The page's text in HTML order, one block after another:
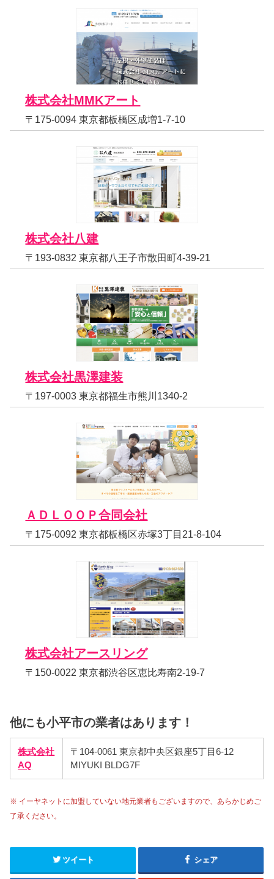
株式会社MMKアート
〒175-0094 東京都板橋区成増1-7-10
株式会社八建
〒193-0832 東京都八王子市散田町4-39-21
株式会社黒澤建装
〒197-0003 東京都福生市熊川1340-2
ＡＤＬＯＯＰ合同会社
〒175-0092 東京都板橋区赤塚3丁目21-8-104
株式会社アースリング
〒150-0022 東京都渋谷区恵比寿南2-19-7
他にも小平市の業者はあります！
株式会社
AQ
〒104-0061 東京都中央区銀座5丁目6-12
MIYUKI BLDG7F
※ イーヤネットに加盟していない地元業者もございますので、あらかじめご
了承ください。
ツイート シェア